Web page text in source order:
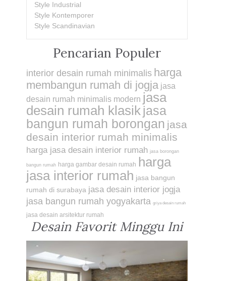
Style Industrial
Style Kontemporer
Style Scandinavian
Pencarian Populer
interior desain rumah minimalis harga
membangun rumah di jogja jasa
desain rumah minimalis modern jasa
desain rumah klasikjasa
bangun rumah borongan jasa
desain interior rumah minimalis
harga jasa desain interior rumah jasa borongan
bangun rumah harga gambar desain rumah harga
jasa interior rumah jasa bangun
rumah di surabaya jasa desain interior jogja
jasa bangun rumah yogyakarta griya desain rumah
jasa desain arsitektur rumah
Desain Favorit Minggu Ini